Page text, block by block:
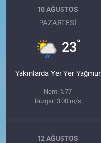
10 AĞUSTOS
PAZARTESI
23°
Yakınlarda Yer Yer Yağmur
Nem: %77
Rüzgar: 3.00 m/s
12 AĞUSTOS